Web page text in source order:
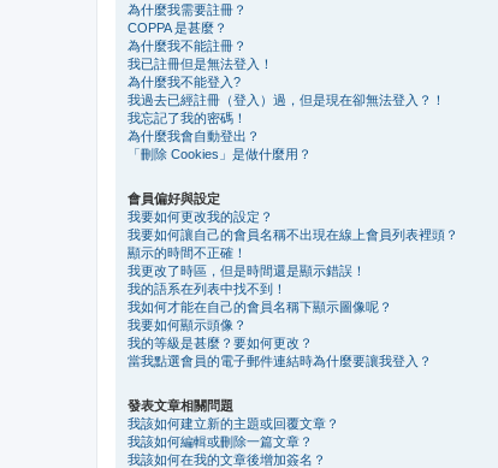
為什麼我需要註冊？
COPPA 是甚麼？
為什麼我不能註冊？
我已註冊但是無法登入！
為什麼我不能登入?
我過去已經註冊（登入）過，但是現在卻無法登入？！
我忘記了我的密碼！
為什麼我會自動登出？
「刪除 Cookies」是做什麼用？
會員偏好與設定
我要如何更改我的設定？
我要如何讓自己的會員名稱不出現在線上會員列表裡頭？
顯示的時間不正確！
我更改了時區，但是時間還是顯示錯誤！
我的語系在列表中找不到！
我如何才能在自己的會員名稱下顯示圖像呢？
我要如何顯示頭像？
我的等級是甚麼？要如何更改？
當我點選會員的電子郵件連結時為什麼要讓我登入？
發表文章相關問題
我該如何建立新的主題或回覆文章？
我該如何編輯或刪除一篇文章？
我該如何在我的文章後增加簽名？